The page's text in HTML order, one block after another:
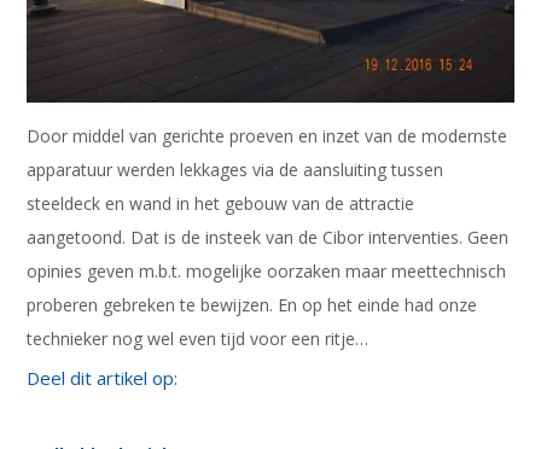
Door middel van gerichte proeven en inzet van de modernste
apparatuur werden lekkages via de aansluiting tussen
steeldeck en wand in het gebouw van de attractie
aangetoond. Dat is de insteek van de Cibor interventies. Geen
opinies geven m.b.t. mogelijke oorzaken maar meettechnisch
proberen gebreken te bewijzen. En op het einde had onze
technieker nog wel even tijd voor een ritje…
Deel dit artikel op: